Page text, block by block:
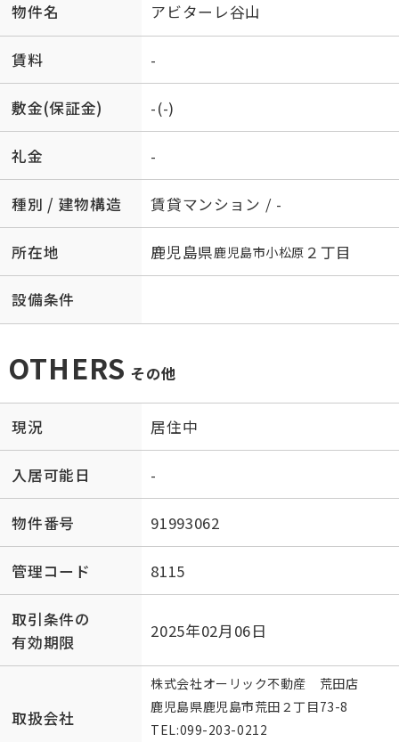
物件名 アビターレ谷山
賃料 -
敷金(保証金) -(-)
礼金 -
種別 / 建物構造 賃貸マンション / -
所在地 鹿児島県鹿児島市小松原 ２丁目
設備条件
OTHERS その他
現況 居住中
入居可能日 -
物件番号 91993062
管理コード 8115
取引条件の
有効期限
2025年02月06日
取扱会社
株式会社オーリック不動産 荒田店
鹿児島県鹿児島市荒田２丁目73-8
TEL:099-203-0212